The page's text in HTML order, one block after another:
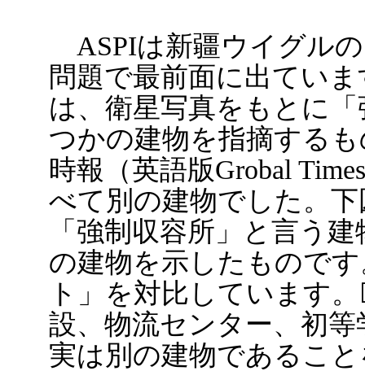
ASPIは新疆ウイグル
問題で最前面に出ていま
は、衛星写真をもとに
つかの建物を指摘する
時報（英語版Grobal
べて別の建物でした。
「強制収容所」と言う
の建物を示したもので
ト」を対比しています
設、物流センター、初
実は別の建物であるこ